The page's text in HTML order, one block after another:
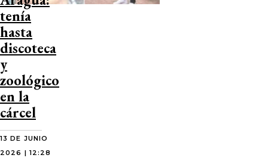
tenía
hasta
discoteca
y
zoológico
en la
cárcel
13 DE JUNIO
2026 | 12:28